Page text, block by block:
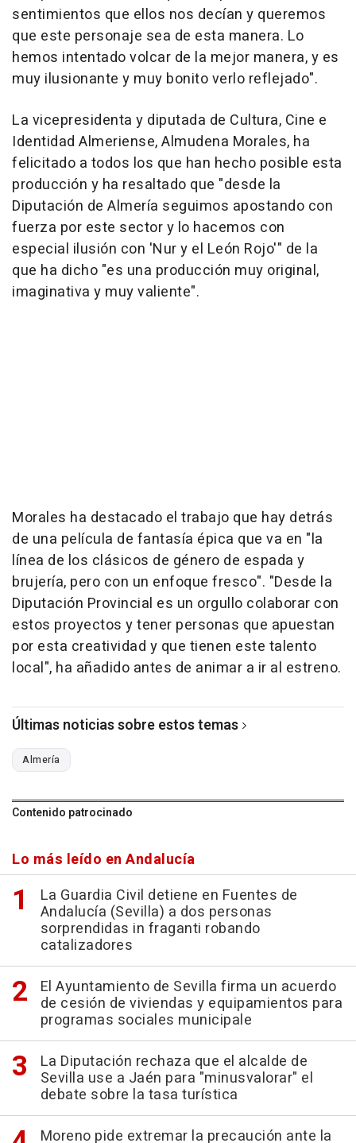
sentimientos que ellos nos decían y queremos
que este personaje sea de esta manera. Lo
hemos intentado volcar de la mejor manera, y es
muy ilusionante y muy bonito verlo reflejado".
La vicepresidenta y diputada de Cultura, Cine e
Identidad Almeriense, Almudena Morales, ha
felicitado a todos los que han hecho posible esta
producción y ha resaltado que "desde la
Diputación de Almería seguimos apostando con
fuerza por este sector y lo hacemos con
especial ilusión con 'Nur y el León Rojo'" de la
que ha dicho "es una producción muy original,
imaginativa y muy valiente".
Morales ha destacado el trabajo que hay detrás
de una película de fantasía épica que va en "la
línea de los clásicos de género de espada y
brujería, pero con un enfoque fresco". "Desde la
Diputación Provincial es un orgullo colaborar con
estos proyectos y tener personas que apuestan
por esta creatividad y que tienen este talento
local", ha añadido antes de animar a ir al estreno.
Últimas noticias sobre estos temas
Almería
Contenido patrocinado
Lo más leído en Andalucía
La Guardia Civil detiene en Fuentes de
Andalucía (Sevilla) a dos personas
sorprendidas in fraganti robando
catalizadores
El Ayuntamiento de Sevilla firma un acuerdo
de cesión de viviendas y equipamientos para
programas sociales municipale
La Diputación rechaza que el alcalde de
Sevilla use a Jaén para "minusvalorar" el
debate sobre la tasa turística
Moreno pide extremar la precaución ante la